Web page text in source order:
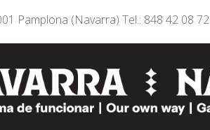
Pamplona (Navarra) Tel.: 848 42 08 72